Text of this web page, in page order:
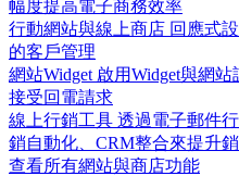
幅度提高電子商務效率
行動網站與線上商店 回應式
的客戶管理
網站Widget 啟用Widget與網
接受回電請求
線上行銷工具 透過電子郵件行
銷自動化、CRM整合來提升
查看所有網站與商店功能